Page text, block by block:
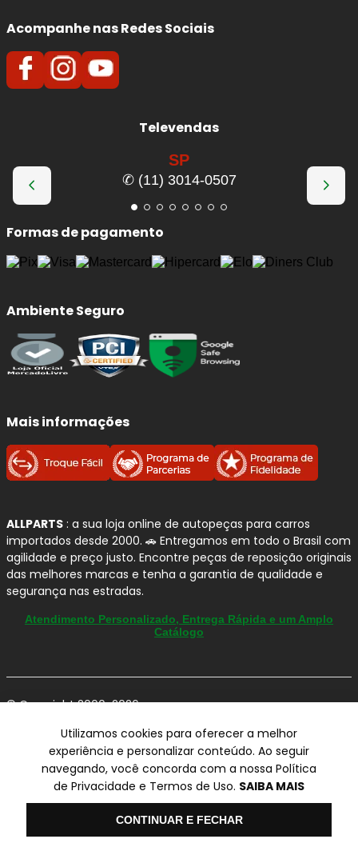
Acompanhe nas Redes Sociais
Televendas
SP
✆ (11) 3014-0507
Formas de pagamento
Ambiente Seguro
Mais informações
ALLPARTS : a sua loja online de autopeças para carros
importados desde 2000. 🚗 Entregamos em todo o Brasil com
agilidade e preço justo. Encontre peças de reposição originais
das melhores marcas e tenha a garantia de qualidade e
segurança nas estradas.
Atendimento Personalizado, Entrega Rápida e um Amplo
Catálogo
© Copyright 2000-2026
CNPJ 03.724.695/0001-42 - Av. Avelino Capellato, 450 - Santa
Claudina - Vinhedo/SP - CEP 13284-480.
Preços, condições de pagamento e frete exclusivos para compras via
internet utilizando CPF, podendo variar na Loja Física e Televendas.
Preços e descontos podem variar no checkout.
Certifique-se de revisar o seu carrinho para obter o preço final antes
Utilizamos cookies para oferecer a melhor
experiência e personalizar conteúdo. Ao seguir
navegando, você concorda com a nossa Política
de Privacidade e Termos de Uso. SAIBA MAIS
CONTINUAR E FECHAR